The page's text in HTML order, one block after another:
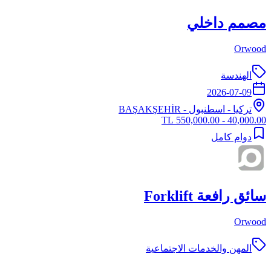
مصمم داخلي
Orwood
الهندسة
2026-07-09
تركيا - اسطنبول - BAŞAKŞEHİR
40,000.00 - 550,000.00 TL
دوام كامل
سائق رافعة Forklift
Orwood
المهن والخدمات الاجتماعية